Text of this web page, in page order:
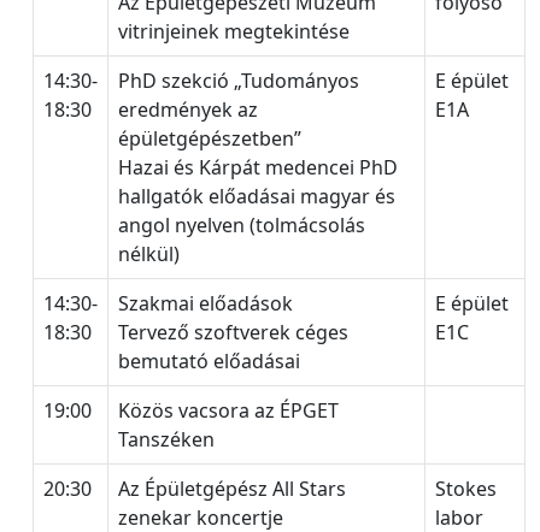
vitrinjeinek megtekintése
14:30-
18:30
PhD szekció „Tudományos
eredmények az
épületgépészetben”
Hazai és Kárpát medencei PhD
hallgatók előadásai magyar és
angol nyelven (tolmácsolás
nélkül)
E épület
E1A
14:30-
18:30
Szakmai előadások
Tervező szoftverek céges
bemutató előadásai
E épület
E1C
19:00
Közös vacsora az ÉPGET
Tanszéken
20:30
Az Épületgépész All Stars
zenekar koncertje
Stokes
labor